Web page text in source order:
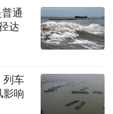
三类则是软硬结合的
大型空中加油机，因
伴加油方式，由重型
油吊舱，通过加油软
进行燃料补充。但伙
较少，受油机补充燃
增加有限。有网友发
通
达
列车
影响